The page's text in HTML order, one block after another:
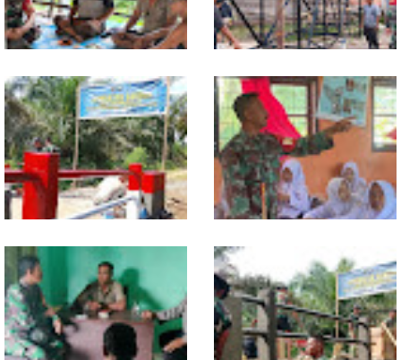
Warung Kopi Jadi Ruang
Komsos, Babinsa Ajak Warga
Jaga Keamanan Lingkungan
Program TNI AD Manunggal Air
Masuki Tahap Pendirian Tower
Polytank di Simpang Kiri
Sentuhan Akhir Jembatan
Garuda Dikebut, Kodim 0118
Optimistis Tepat Waktu
Babinsa Tanamkan Nilai
Pancasila dan Cinta Tanah Air
kepada Siswa SMP